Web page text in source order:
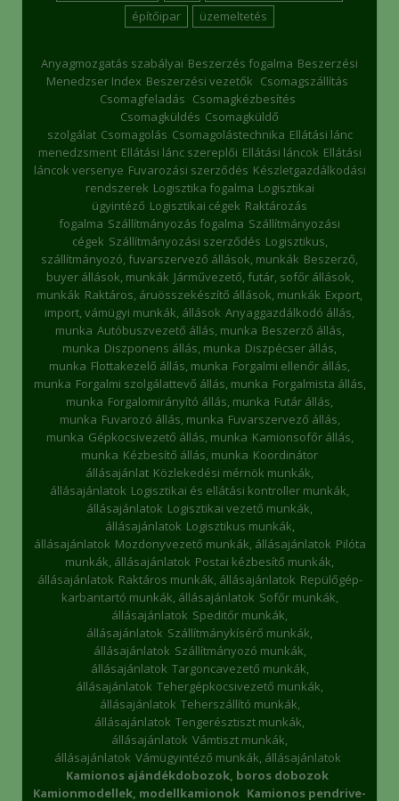
építőipar
üzemeltetés
Anyagmozgatás szabályai Beszerzés fogalma Beszerzési
Menedzser Index Beszerzési vezetők Csomagszállítás
Csomagfeladás Csomagkézbesítés
Csomagküldés Csomagküldő
szolgálat Csomagolás Csomagolástechnika Ellátási lánc
menedzsment Ellátási lánc szereplői Ellátási láncok Ellátási
láncok versenye Fuvarozási szerződés Készletgazdálkodási
rendszerek Logisztika fogalma Logisztikai
ügyintéző Logisztikai cégek Raktározás
fogalma Szállítmányozás fogalma Szállítmányozási
cégek Szállítmányozási szerződés Logisztikus,
szállítmányozó, fuvarszervező állások, munkák Beszerző,
buyer állások, munkák Járművezető, futár, sofőr állások,
munkák Raktáros, áruösszekészítő állások, munkák Export,
import, vámügyi munkák, állások Anyaggazdálkodó állás,
munka Autóbuszvezető állás, munka Beszerző állás,
munka Diszponens állás, munka Diszpécser állás,
munka Flottakezelő állás, munka Forgalmi ellenőr állás,
munka Forgalmi szolgálattevő állás, munka Forgalmista állás,
munka Forgalomirányító állás, munka Futár állás,
munka Fuvarozó állás, munka Fuvarszervező állás,
munka Gépkocsivezető állás, munka Kamionsofőr állás,
munka Kézbesítő állás, munka Koordinátor
állásajánlat Közlekedési mérnök munkák,
állásajánlatok Logisztikai és ellátási kontroller munkák,
állásajánlatok Logisztikai vezető munkák,
állásajánlatok Logisztikus munkák,
állásajánlatok Mozdonyvezető munkák, állásajánlatok Pilóta
munkák, állásajánlatok Postai kézbesítő munkák,
állásajánlatok Raktáros munkák, állásajánlatok Repülőgép-
karbantartó munkák, állásajánlatok Sofőr munkák,
állásajánlatok Speditőr munkák,
állásajánlatok Szállítmánykísérő munkák,
állásajánlatok Szállítmányozó munkák,
állásajánlatok Targoncavezető munkák,
állásajánlatok Tehergépkocsivezető munkák,
állásajánlatok Teherszállító munkák,
állásajánlatok Tengerésztiszt munkák,
állásajánlatok Vámtiszt munkák,
állásajánlatok Vámügyintéző munkák, állásajánlatok
Kamionos ajándékdobozok, boros dobozok
Kamionmodellek, modellkamionok Kamionos pendrive-